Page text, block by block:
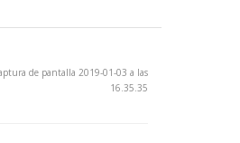
de pantalla 2019-01-03 a las
16.35.35